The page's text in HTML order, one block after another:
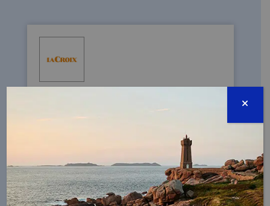
en cause la sortie du plastique à usage
unique, une tribune signée par la Fondation
de la Mer et plus de 40 ONG et
personnalités engagées